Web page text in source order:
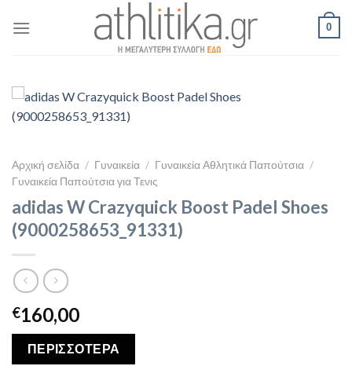
0
Αρχική σελίδα / Γυναικεία / Γυναικεία Αθλητικά Παπούτσια /
Γυναικεία Παπούτσια για Τενις
adidas W Crazyquick Boost Padel Shoes
(9000258653_91331)
€160,00
ΠΕΡΙΣΣΟΤΕΡΑ